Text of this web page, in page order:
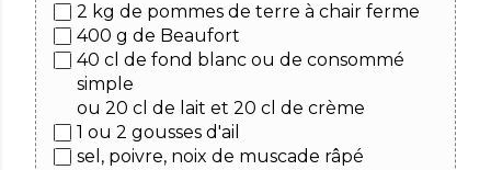
2 kg de pommes de terre à chair ferme
400 g de Beaufort
40 cl de fond blanc ou de consommé
simple
ou 20 cl de lait et 20 cl de crème
1 ou 2 gousses d'ail
sel, poivre, noix de muscade râpé